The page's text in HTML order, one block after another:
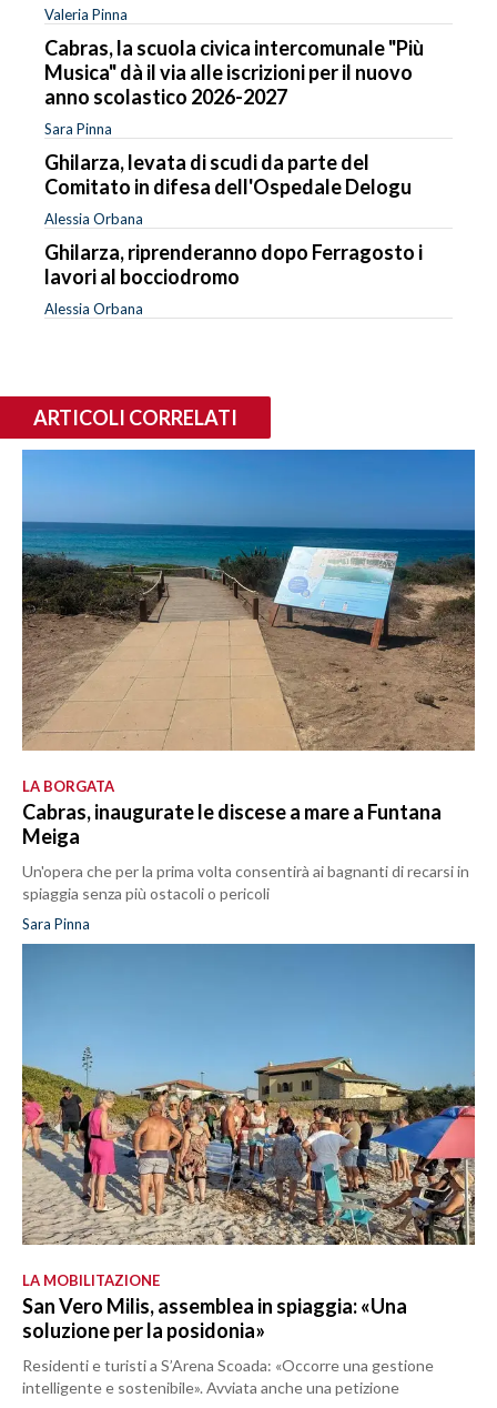
Valeria Pinna
Cabras, la scuola civica intercomunale "Più
Musica" dà il via alle iscrizioni per il nuovo
anno scolastico 2026-2027
Sara Pinna
Ghilarza, levata di scudi da parte del
Comitato in difesa dell'Ospedale Delogu
Alessia Orbana
Ghilarza, riprenderanno dopo Ferragosto i
lavori al bocciodromo
Alessia Orbana
ARTICOLI CORRELATI
LA BORGATA
Cabras, inaugurate le discese a mare a Funtana
Meiga
Un'opera che per la prima volta consentirà ai bagnanti di recarsi in
spiaggia senza più ostacoli o pericoli
Sara Pinna
LA MOBILITAZIONE
San Vero Milis, assemblea in spiaggia: «Una
soluzione per la posidonia»
Residenti e turisti a S’Arena Scoada: «Occorre una gestione
intelligente e sostenibile». Avviata anche una petizione